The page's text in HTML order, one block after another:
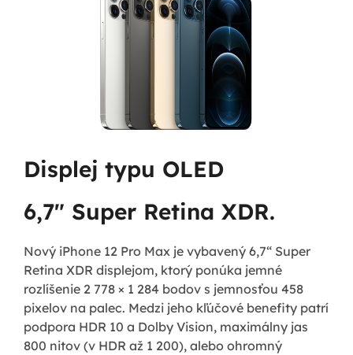
Displej typu OLED
6,7" Super Retina XDR.
Nový iPhone 12 Pro Max je vybavený 6,7“ Super
Retina XDR displejom, ktorý ponúka jemné
rozlíšenie 2 778 × 1 284 bodov s jemnosťou 458
pixelov na palec. Medzi jeho kľúčové benefity patrí
podpora HDR 10 a Dolby Vision, maximálny jas
800 nitov (v HDR až 1 200), alebo ohromný